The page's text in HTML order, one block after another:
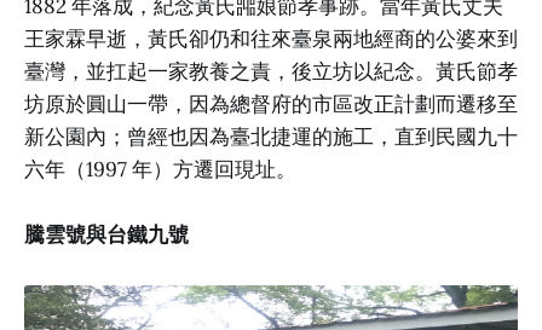
1882 年落成，紀念黃氏嘂娘節孝事跡。當年黃氏丈夫
王家霖早逝，黃氏卻仍和往來臺泉兩地經商的公婆來到
臺灣，並扛起一家教養之責，後立坊以紀念。黃氏節孝
坊原於圓山一帶，因為總督府的市區改正計劃而遷移至
新公園內；曾經也因為臺北捷運的施工，直到民國九十
六年（1997 年）方遷回現址。
騰雲號與台鐵九號